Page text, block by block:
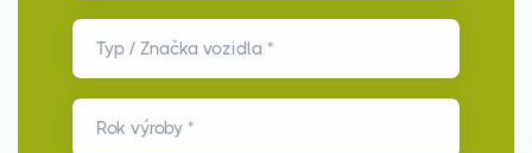
Typ / Značka vozidla *
Rok výroby *